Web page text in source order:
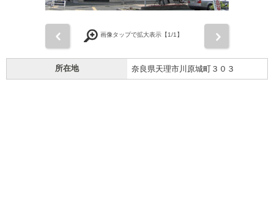
画像タップで拡大表示【1/1】
所在地 奈良県天理市川原城町３０３